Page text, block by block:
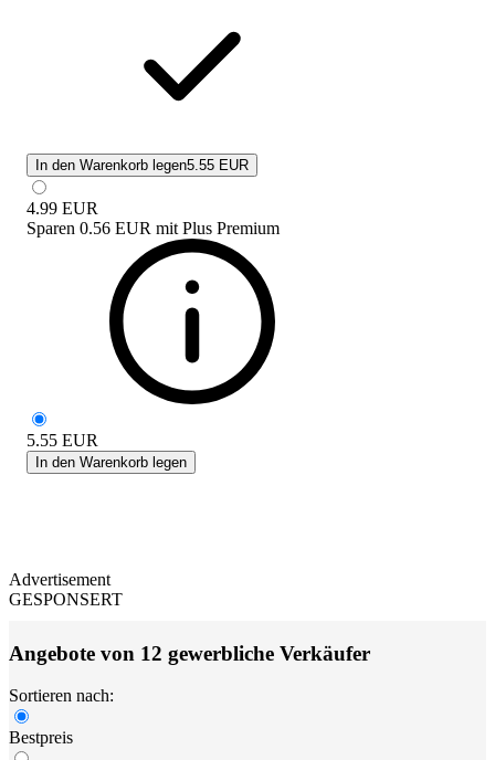
In den Warenkorb legen5.55 EUR
4.99 EUR
Sparen 0.56 EUR mit Plus Premium
5.55 EUR
In den Warenkorb legen
Advertisement
GESPONSERT
Angebote von 12 gewerbliche Verkäufer
Sortieren nach:
Bestpreis